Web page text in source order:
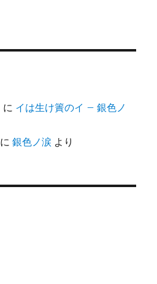
に イは生け簀のイ – 銀色ノ
に銀色ノ涙 より